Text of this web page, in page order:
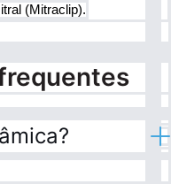
(Mitraclip).